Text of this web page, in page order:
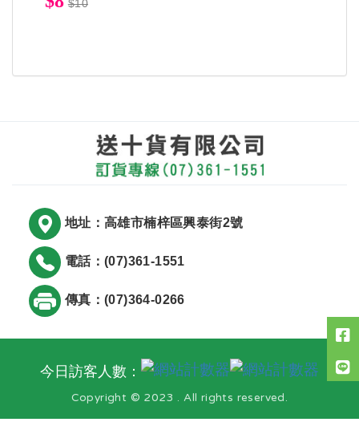
$10
地址：高雄市楠梓區興泰街2號
電話：(07)361-1551
傳真：(07)364-0266
今日訪客人數：
Copyright © 2023 . All rights reserved.